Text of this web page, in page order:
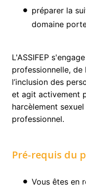
préparer la
domaine
L'ASSIFEP
professionnelle,
l’inclusion des
et agit activement
harcèlement
professionnel.
Pré-requis du
Vous êtes en